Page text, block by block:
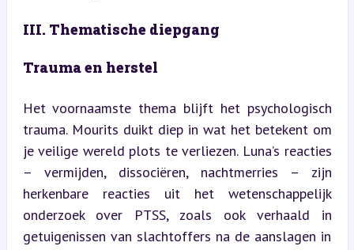
III. Thematische diepgang
Trauma en herstel
Het voornaamste thema blijft het psychologisch
trauma. Mourits duikt diep in wat het betekent om
je veilige wereld plots te verliezen. Luna’s reacties
– vermijden, dissociëren, nachtmerries – zijn
herkenbare reacties uit het wetenschappelijk
onderzoek over PTSS, zoals ook verhaald in
getuigenissen van slachtoffers na de aanslagen in